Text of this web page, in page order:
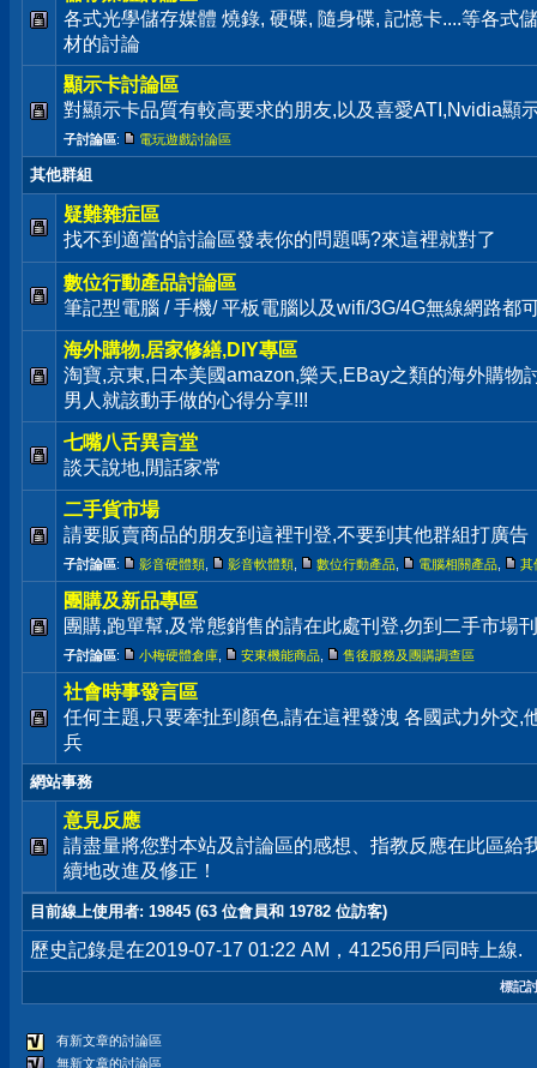
各式光學儲存媒體 燒錄, 硬碟, 隨身碟, 記憶卡....等各式
材的討論
顯示卡討論區
對顯示卡品質有較高要求的朋友,以及喜愛ATI,Nvidia顯
子討論區: 電玩遊戲討論區
其他群組
疑難雜症區
找不到適當的討論區發表你的問題嗎?來這裡就對了
數位行動產品討論區
筆記型電腦 / 手機/ 平板電腦以及wifi/3G/4G無線網路都
海外購物,居家修繕,DIY專區
淘寶,京東,日本美國amazon,樂天,EBay之類的海外購物
男人就該動手做的心得分享!!!
七嘴八舌異言堂
談天說地,閒話家常
二手貨市場
請要販賣商品的朋友到這裡刊登,不要到其他群組打廣告
子討論區: 影音硬體類 影音軟體類 數位行動產品 電腦相關產品 其
團購及新品專區
團購,跑單幫,及常態銷售的請在此處刊登,勿到二手市場
子討論區: 小梅硬體倉庫 安東機能商品 售後服務及團購調查區
社會時事發言區
任何主題,只要牽扯到顏色,請在這裡發洩 各國武力外交,
兵
網站事務
意見反應
請盡量將您對本站及討論區的感想、指教反應在此區給
續地改進及修正！
目前線上使用者: 19845 (63 位會員和 19782 位訪客)
歷史記錄是在2019-07-17 01:22 AM，41256用戶同時上線.
標記
有新文章的討論區
無新文章的討論區